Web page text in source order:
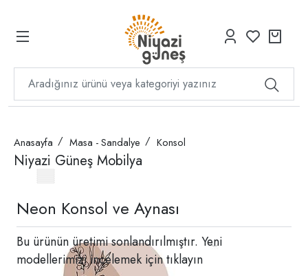
Anasayfa Masa - Sandalye Konsol
Niyazi Güneş Mobilya
Neon Konsol ve Aynası
Bu ürünün üretimi sonlandırılmıştır. Yeni
modellerimizi incelemek içintıklayın